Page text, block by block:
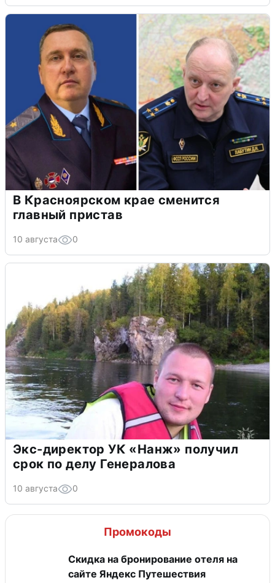
В Красноярском крае сменится
главный пристав
10 августа 0
Экс-директор УК «Нанж» получил
срок по делу Генералова
10 августа 0
Промокоды
Скидка на бронирование отеля на
сайте Яндекс Путешествия